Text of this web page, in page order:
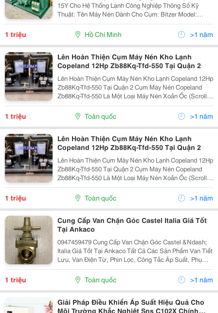
15Y Cho Hệ Thống Lạnh Công Nghiệp Thông Số Kỹ
Thuật: Tên Máy Nén Dành Cho Cụm: Bitzer Model:
4Pes-15Y Công Suất: 15Hp (15 Ngựa) Gas: R404 Điện
Áp: 380V/50Hz Thanh...
1 triệu Hồ Chí Minh >1 năm
Lên Hoàn Thiện Cụm Máy Nén Kho Lạnh
Copeland 12Hp Zb88Kq-Tfd-550 Tại Quận 2
Lên Hoàn Thiện Cụm Máy Nén Kho Lạnh Copeland 12Hp
Zb88Kq-Tfd-550 Tại Quận 2 Cụm Máy Nén Copeland
Zb88Kq-Tfd-550 Là Một Loại Máy Nén Xoắn Ốc (Scroll
Compressor) Của Hãng Copeland, Thường Được Sử
Dụng Trong Các Hệ Thống Lạnh Công Nghiệp Và Điều
1 triệu Toàn quốc >1 năm
Lên Hoàn Thiện Cụm Máy Nén Kho Lạnh
Copeland 12Hp Zb88Kq-Tfd-550 Tại Quận 2
Lên Hoàn Thiện Cụm Máy Nén Kho Lạnh Copeland 12Hp
Zb88Kq-Tfd-550 Tại Quận 2 Cụm Máy Nén Copeland
Zb88Kq-Tfd-550 Là Một Loại Máy Nén Xoắn Ốc (Scroll
Compressor) Của Hãng Copeland, Thường Được Sử
Dụng Trong Các Hệ Thống Lạnh Công Nghiệp Và Điều
1 triệu Toàn quốc >1 năm
Cung Cấp Van Chặn Góc Castel Italia Giá Tốt
Tại Ankaco
0947459479 Cung Cấp Van Chặn Góc Castel &Ndash;
Italia Giá Tốt Tại Ankaco Tất Cả Các Sản Phẩm Van Tiết
Lưu, Van Điện Từ, Phin Lọc, Công Tắc Áp Suất, Phụ
Kiện Sử Dụng Trong Hệ Thống Lạnh Công Nghiệp, Kho
Lạnh Mang Nhãn Hiệu Castel Đều Được Ankaco...
1 triệu Toàn quốc >1 năm
Giải Pháp Điều Khiển Áp Suất Hiệu Quả Cho
Môi Trường Khắc Nghiệt Sns C102X Chính